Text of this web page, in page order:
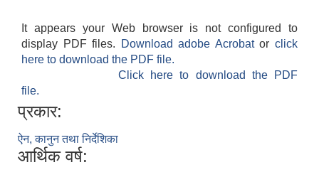
It appears your Web browser is not configured to
display PDF files.
Download adobe Acrobatorclick
here to download the PDF file.
Click here to download the PDF
file.
प्रकार:
ऐन, कानुन तथा निर्देशिका
आर्थिक वर्ष: